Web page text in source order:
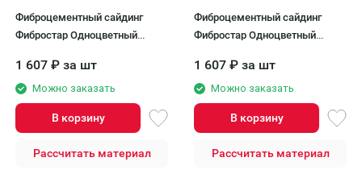
Фиброцементный сайдинг
Фибростар Одноцветный
Пастельный
1 607 ₽ за шт
Можно заказать
В корзину
Рассчитать материал
Фиброцементный сайдинг
Фибростар Одноцветный
Серебристо-серый
1 607 ₽ за шт
Можно заказать
В корзину
Рассчитать материал